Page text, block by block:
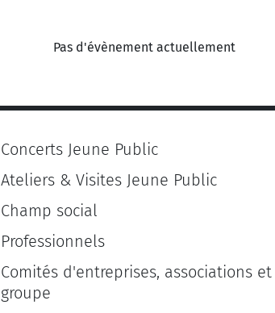
Pas d'évènement actuellement
Concerts Jeune Public
Ateliers & Visites Jeune Public
Champ social
Professionnels
Comités d'entreprises, associations et
groupe